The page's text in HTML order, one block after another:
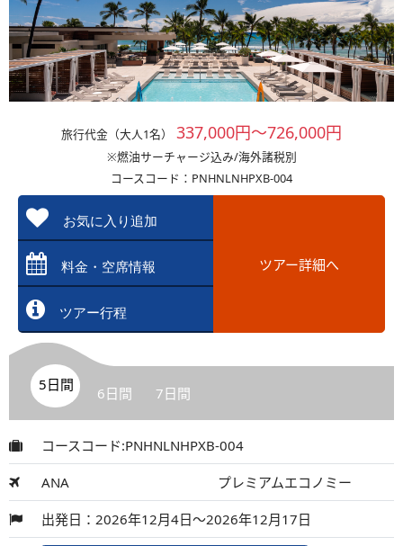
旅行代金（大人1名） 337,000円～726,000円
※燃油サーチャージ込み/海外諸税別
コースコード：PNHNLNHPXB-004
お気に入り追加
料金・空席情報
ツアー行程
ツアー詳細へ
5日間 6日間 7日間
コースコード:PNHNLNHPXB-004
ANA プレミアムエコノミー
出発日：2026年12月4日～2026年12月17日